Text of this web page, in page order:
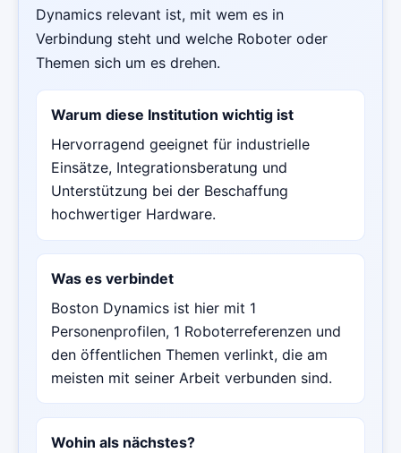
Dynamics relevant ist, mit wem es in
Verbindung steht und welche Roboter oder
Themen sich um es drehen.
Warum diese Institution wichtig ist
Hervorragend geeignet für industrielle
Einsätze, Integrationsberatung und
Unterstützung bei der Beschaffung
hochwertiger Hardware.
Was es verbindet
Boston Dynamics ist hier mit 1
Personenprofilen, 1 Roboterreferenzen und
den öffentlichen Themen verlinkt, die am
meisten mit seiner Arbeit verbunden sind.
Wohin als nächstes?